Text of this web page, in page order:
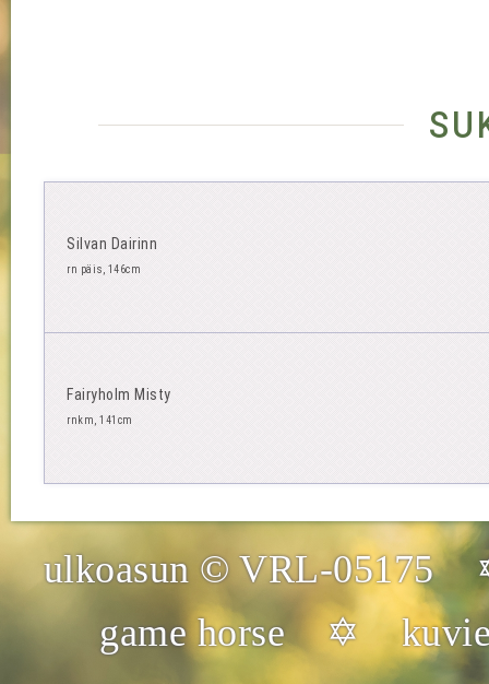
Silvan Dairinn
rn päis, 146cm
Fairyholm Misty
rnkm, 141cm
ulkoasun © VRL-
game horse ✡